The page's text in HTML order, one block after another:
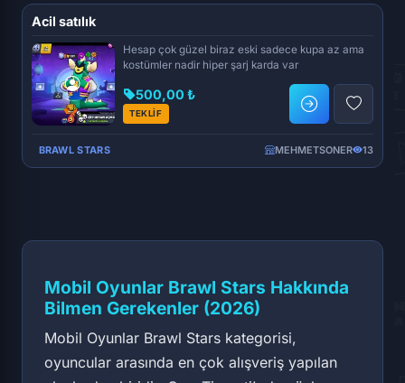
Acil satılık
Hesap çok güzel biraz eski sadece kupa az ama
kostümler nadir hiper şarj karda var
500,00 ₺
TEKLİF
BRAWL STARS MEHMETSONER 13
Mobil Oyunlar Brawl Stars Hakkında
Bilmen Gerekenler (2026)
Mobil Oyunlar Brawl Stars kategorisi,
oyuncular arasında en çok alışveriş yapılan